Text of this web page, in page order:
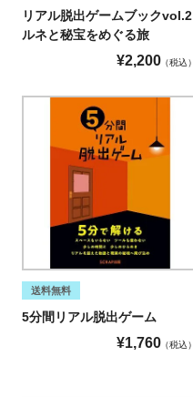
リアル脱出ゲームブックvol.2
ルネと秘宝をめぐる旅
¥2,200 税込
送料無料
5分間リアル脱出ゲーム
¥1,760 税込